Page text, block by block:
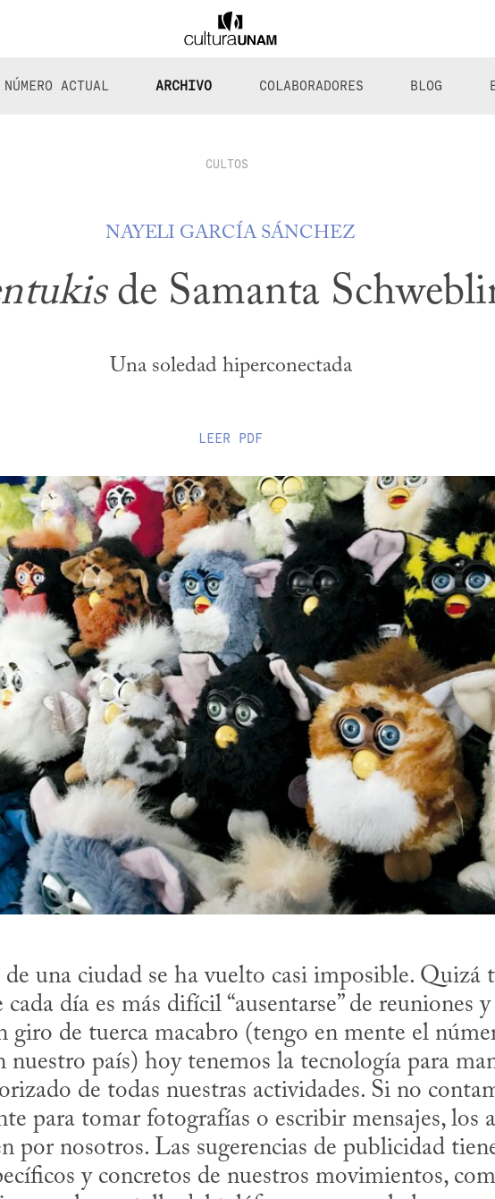
NÚMERO ACTUAL ARCHIVO COLABORADORES BLOG
CULTOS
NAYELI GARCÍA SÁNCHEZ
de Samanta
Una soledad hiperconectada
LEER PDF
de una ciudad se ha vuelto casi imposible. Quizá
cada día es más difícil “ausentarse” de reuniones
giro de tuerca macabro (tengo en mente el
nuestro país) hoy tenemos la tecnología para
de todas nuestras actividades. Si no
para tomar fotografías o escribir mensajes, los
por nosotros. Las sugerencias de publicidad
y concretos de nuestros movimientos,